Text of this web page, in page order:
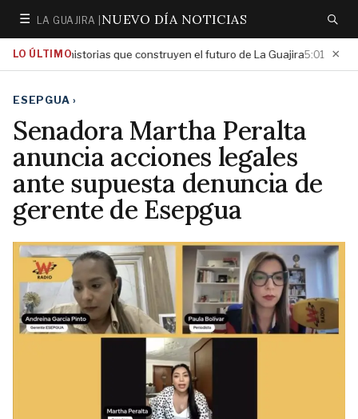
☰
Secciones
LA GUAJIRA | NUEVO DÍA NOTICIAS Buscar
LO ÚLTIMO
las historias que construyen el futuro de La Guajira5:01 PM ×
ESEPGUA›
Senadora Martha Peralta
anuncia acciones legales
ante supuesta denuncia de
gerente de Esepgua